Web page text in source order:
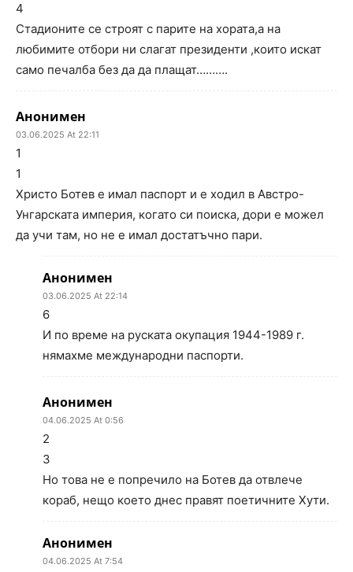
4
Стадионите се строят с парите на хората,а на
любимите отбори ни слагат президенти ,които искат
само печалба без да да плащат……….
Анонимен
03.06.2025 At 22:11
1
1
Христо Ботев е имал паспорт и е ходил в Австро-
Унгарската империя, когато си поиска, дори е можел
да учи там, но не е имал достатъчно пари.
Анонимен
03.06.2025 At 22:14
6
И по време на руската окупация 1944-1989 г.
нямахме международни паспорти.
Анонимен
04.06.2025 At 0:56
2
3
Но това не е попречило на Ботев да отвлече
кораб, нещо което днес правят поетичните Хути.
Анонимен
04.06.2025 At 7:54